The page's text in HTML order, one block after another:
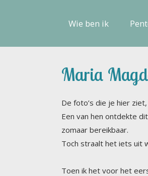
Wie ben ik
Maria
De foto’s die je hier
Een van hen ontdekte
zomaar bereikbaar.
Toch straalt het iets uit
Toen ik het voor het